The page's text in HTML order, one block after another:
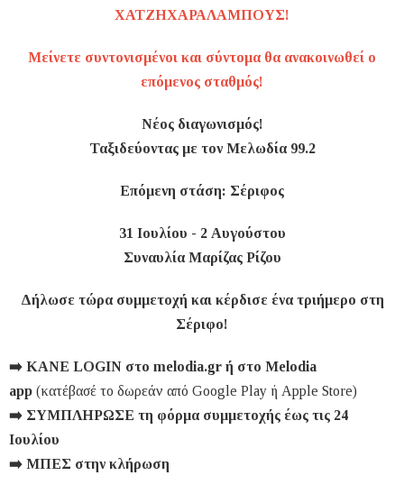
ΧΑΤΖΗΧΑΡΑΛΑΜΠΟΥΣ!
Μείνετε συντονισμένοι και σύντομα θα ανακοινωθεί ο
επόμενος σταθμός!
Νέος διαγωνισμός!
Ταξιδεύοντας με τον Μελωδία 99.2
Επόμενη στάση: Σέριφος
31 Ιουλίου - 2 Αυγούστου
Συναυλία Μαρίζας Ρίζου
Δήλωσε τώρα συμμετοχή και κέρδισε ένα τριήμερο στη
Σέριφο!
➡️ ΚΑΝΕ LOGIN στο melodia.gr ή στο Melodia
app (κατέβασέ το δωρεάν από Google Play ή Apple Store)
➡️ ΣΥΜΠΛΗΡΩΣΕ τη φόρμα συμμετοχής έως τις 24
Ιουλίου
➡️ ΜΠΕΣ στην κλήρωση